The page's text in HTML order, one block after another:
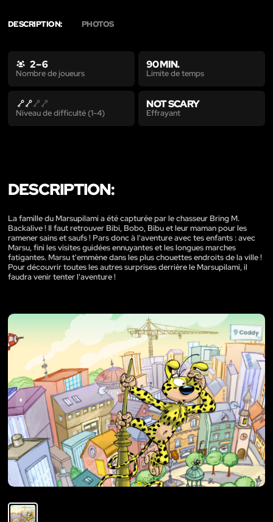
DESCRIPTION: PHOTOS
2 – 6
Nombre de joueurs
90 MIN.
Limite de temps
Niveau de difficulté (1-4)
NOT SCARY
Effrayant
DESCRIPTION:
La famille du Marsupilami a été capturée par le chasseur Bring M.
Backalive ! Il faut retrouver Bibi, Bobo, Bibu et leur maman pour les
ramener sains et saufs ! Pars donc à l'aventure avec tes enfants : avec
Marsu, fini les visites guidées ennuyantes et les longues marches
fatigantes. Marsu t'emmène dans les plus chouettes endroits de la ville !
Pour découvrir toutes les autres surprises derrière le Marsupilami, il
faudra venir tenter l'aventure !